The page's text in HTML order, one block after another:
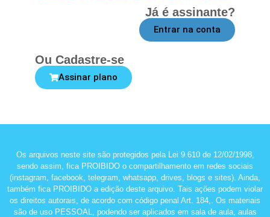
Já é assinante?
Entrar na conta
Ou Cadastre-se
Assinar plano
Os arquivos neste site são protegidos pela Lei 9.610 de 12/02/1998,
sendo assim, fica PROIBIDO o compartilhamento em redes sociais
(instagram, facebook, telegram, whatsapp, drives, blogs e sites). Ainda,
também fica PROIBIDO a edição deste arquivo. Tais ações podem violar
os direitos autorais, de acordo com código penal Art. 184,. Os materiais
são de uso PESSOAL, podendo ser aplicados em sala de aula, aulas